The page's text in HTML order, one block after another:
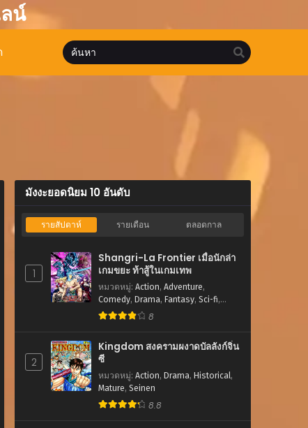
น์
มังงะยอดนิยม 10 อันดับ
รายสัปดาห์ รายเดือน ตลอดกาล
1
Shangri-La Frontier เมื่อนักล่า
เกมขยะ ท้าสู้ในเกมเทพ
หมวดหมู่: Action, Adventure,
Comedy, Drama, Fantasy, Sci-fi,
Shounen
8
2
Kingdom สงครามผงาดบัลลังก์จิ๋น
ซี
หมวดหมู่: Action, Drama, Historical,
Mature, Seinen
8.8